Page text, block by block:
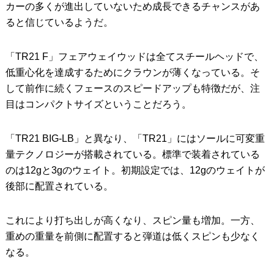
カーの多くが進出していないため成長できるチャンスがあ
ると信じているようだ。
「TR21 F」フェアウェイウッドは全てスチールヘッドで、
低重心化を達成するためにクラウンが薄くなっている。そ
して前作に続くフェースのスピードアップも特徴だが、注
目はコンパクトサイズということだろう。
「TR21 BIG-LB」と異なり、「TR21」にはソールに可変重
量テクノロジーが搭載されている。標準で装着されている
のは12gと3gのウェイト。初期設定では、12gのウェイトが
後部に配置されている。
これにより打ち出しが高くなり、スピン量も増加。一方、
重めの重量を前側に配置すると弾道は低くスピンも少なく
なる。